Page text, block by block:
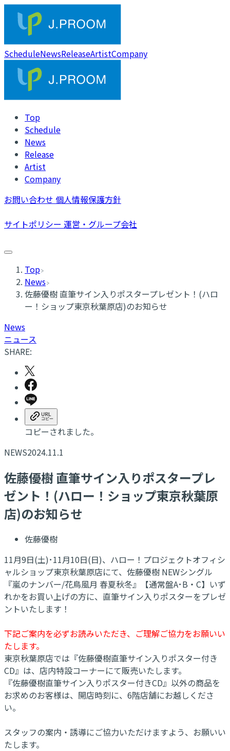
ScheduleNewsReleaseArtistCompany
Top
Schedule
News
Release
Artist
Company
お問い合わせ 個人情報保護方針
サイトポリシー 運営・グループ会社
Top
News
佐藤優樹 直筆サイン入りポスタープレゼント！(ハロ
ー！ショップ東京秋葉原店)のお知らせ
News
ニュース
SHARE:
コピーされました。
NEWS2024.11.1
佐藤優樹 直筆サイン入りポスタープレ
ゼント！(ハロー！ショップ東京秋葉原
店)のお知らせ
佐藤優樹
11月9日(土)･11月10日(日)、ハロー！プロジェクトオフィシ
ャルショップ東京秋葉原店にて、佐藤優樹 NEWシングル
『嵐のナンバー/花鳥風月 春夏秋冬』【通常盤A･B・C】いず
れかをお買い上げの方に、直筆サイン入りポスターをプレゼ
ントいたします！
下記ご案内を必ずお読みいただき、ご理解ご協力をお願いい
たします。
東京秋葉原店では『佐藤優樹直筆サイン入りポスター付き
CD』は、店内特設コーナーにて販売いたします。
『佐藤優樹直筆サイン入りポスター付きCD』以外の商品を
お求めのお客様は、開店時刻に、6階店舗にお越しくださ
い。
スタッフの案内・誘導にご協力いただけますよう、お願いい
たします。